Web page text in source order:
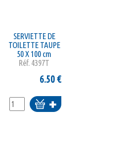
SERVIETTE DE
TOILETTE TAUPE
50 X 100 cm
Réf. 4397T
6.50€
Ajouter
au